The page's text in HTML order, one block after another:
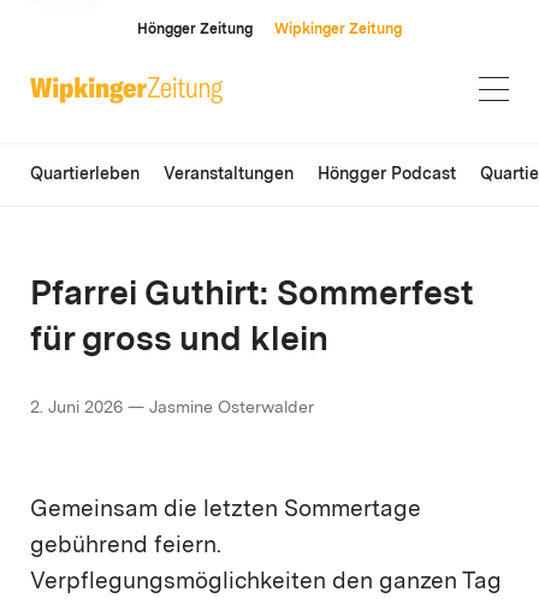
Höngger Zeitung Wipkinger Zeitung
Quartierleben Veranstaltungen Höngger Podcast
Pfarrei Guthirt: Sommerfest
für gross und klein
2. Juni 2026 — Jasmine Osterwalder
Gemeinsam die letzten Sommertage
gebührend feiern.
Verpflegungsmöglichkeiten den ganzen Tag